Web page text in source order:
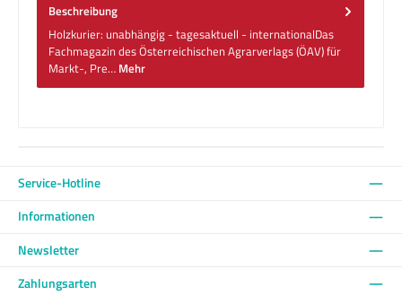
Beschreibung
Holzkurier: unabhängig - tagesaktuell - internationalDas
Fachmagazin des Österreichischen Agrarverlags (ÖAV) für
Markt-, Pre… Mehr
Service-Hotline
Informationen
Newsletter
Zahlungsarten